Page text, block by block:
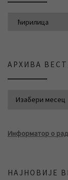
АРХИВА
Информатор о
НАЈНОВИЈЕ